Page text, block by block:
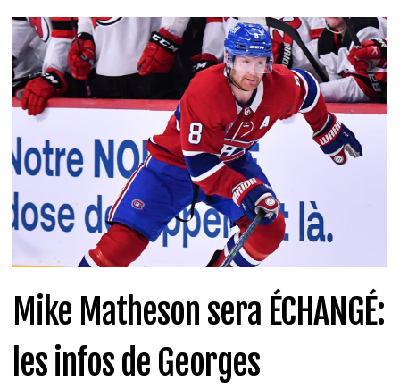
Mike Matheson sera ÉCHANGÉ:
les infos de Georges